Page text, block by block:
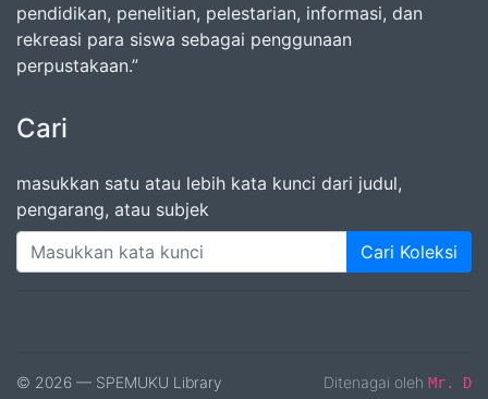
pendidikan, penelitian, pelestarian, informasi, dan
rekreasi para siswa sebagai penggunaan
perpustakaan.”
Cari
masukkan satu atau lebih kata kunci dari judul,
pengarang, atau subjek
Cari Koleksi
© 2026 — SPEMUKU Library
Ditenagai oleh Mr. D